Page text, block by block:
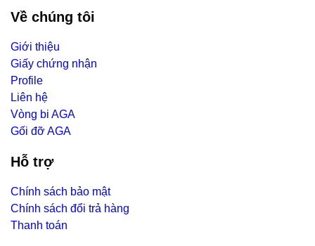
Về chúng tôi
Giới thiệu
Giấy chứng nhận
Profile
Liên hệ
Vòng bi AGA
Gối đỡ AGA
Hỗ trợ
Chính sách bảo mật
Chính sách đổi trả hàng
Thanh toán